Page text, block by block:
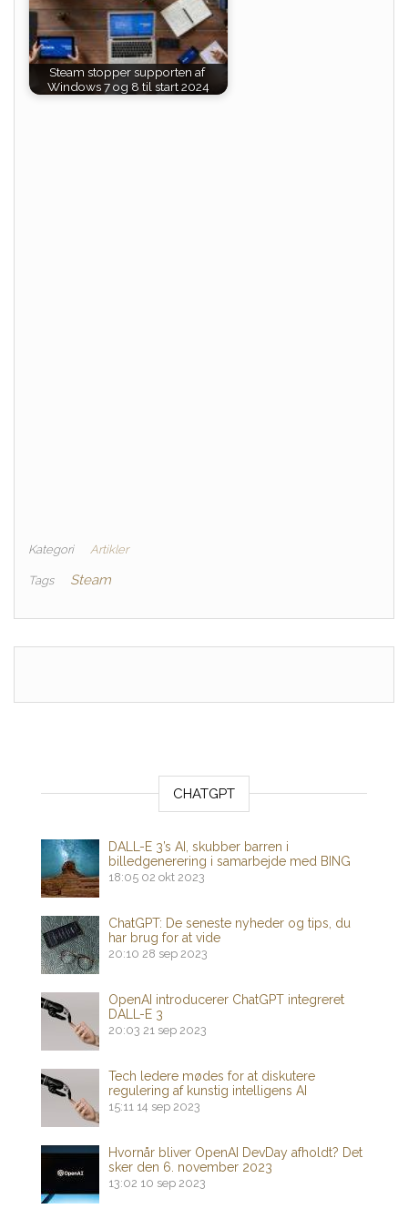
Steam stopper supporten af ​​
Windows 7 og 8 til start 2024
Kategori Artikler
Tags Steam
CHATGPT
DALL-E 3’s AI, skubber barren i
billedgenerering i samarbejde med BING
18:05 02 okt 2023
ChatGPT: De seneste nyheder og tips, du
har brug for at vide
20:10 28 sep 2023
OpenAI introducerer ChatGPT integreret
DALL-E 3
20:03 21 sep 2023
Tech ledere mødes for at diskutere
regulering af kunstig intelligens AI
15:11 14 sep 2023
Hvornår bliver OpenAI DevDay afholdt? Det
sker den 6. november 2023
13:02 10 sep 2023